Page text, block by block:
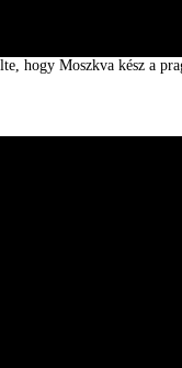
hogy Moszkva kész a